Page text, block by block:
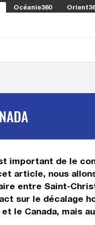
Océanie360
important de le
article, nous
entre Saint-
sur le décalage
le Canada, mais